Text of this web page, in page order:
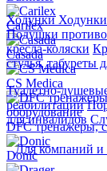
Ходунки
Подушки
кресла-коляски
стулья, табуреты
Туалетно-
реабилитации
для инвалидов
Для компаний и
Carilex
Casada
CS Medica
DFC тренажеры,
Donic